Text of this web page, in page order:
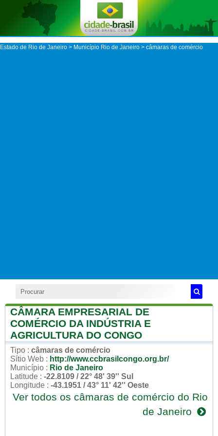
Estado de Rio de Janeiro > Município Rio de Janeiro > câmaras de comércio
CÂMARA EMPRESARIAL DE
COMÉRCIO DA INDÚSTRIA E
AGRICULTURA DO CONGO
Tipo : câmaras de comércio
Sítio Web : http://www.ccbrasilcongo.org.br/
Município : Rio de Janeiro
Latitude : -22.8109 / 22° 48' 39'' Sul
Longitude : -43.1951 / 43° 11' 42'' Oeste
Ver todos os câmaras de comércio do Rio
de Janeiro